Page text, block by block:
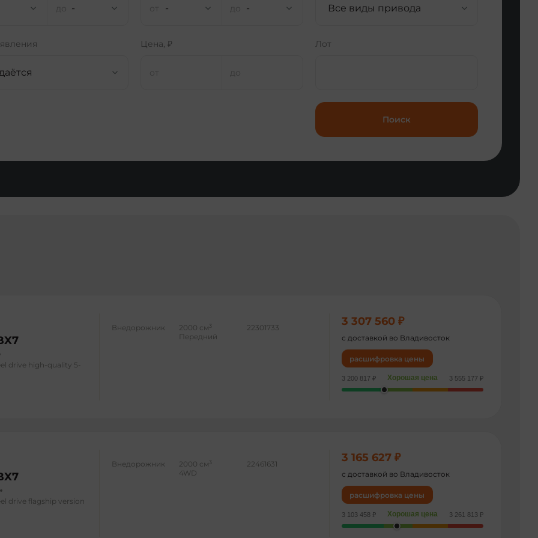
- - - Все виды привода
Цена, ₽ Лот
Поиск
drive high-quality 5-
Внедорожник 2000 см 3
Передний
22301733 3 307 560 ₽
с доставкой во Владивосток
расшифровка цены
3 200 817 ₽ Хорошая цена 3 555 177 ₽
drive flagship version
Внедорожник 2000 см 3
4WD
22461631 3 165 627 ₽
с доставкой во Владивосток
расшифровка цены
3 103 458 ₽ Хорошая цена 3 261 813 ₽